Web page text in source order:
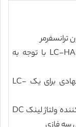
3. کمینه ولتاژ لینک DC مورد نیاز برای LC-HAPF با توجه به
4.کنترلکننده ولتاژ لینک DC انطباقی پیشنهادی برای یک LC-
5. شبیهسازی و اعتبارسنجی آزمایشی از کنترلکننده ولتاژ لینک DC